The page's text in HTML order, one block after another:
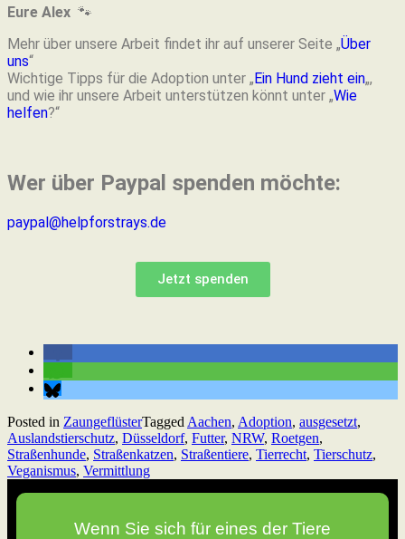
Eure Alex 🐾
Mehr über unsere Arbeit findet ihr auf unserer Seite „Über
uns“
Wichtige Tipps für die Adoption unter „Ein Hund zieht ein„,
und wie ihr unsere Arbeit unterstützen könnt unter „Wie
helfen?“
Wer über Paypal spenden möchte:
paypal@helpforstrays.de
Jetzt spenden
Posted in ZaungeflüsterTagged Aachen, Adoption, ausgesetzt,
Auslandstierschutz, Düsseldorf, Futter, NRW, Roetgen,
Straßenhunde, Straßenkatzen, Straßentiere, Tierrecht, Tierschutz,
Veganismus, Vermittlung
Wenn Sie sich für eines der Tiere